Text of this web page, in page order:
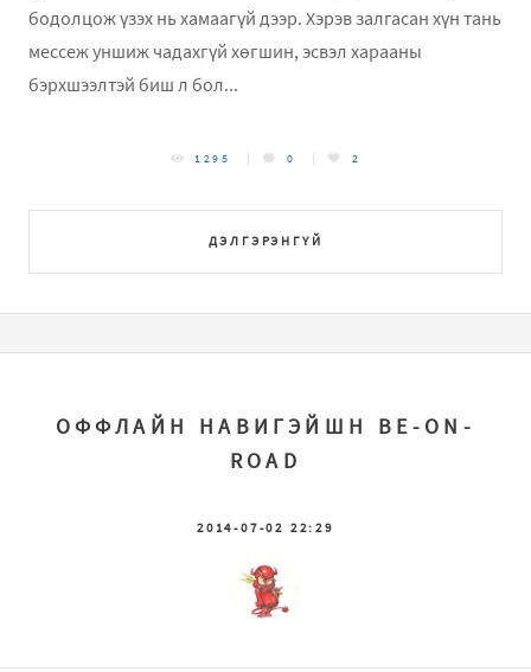
бодолцож үзэх нь хамаагүй дээр. Хэрэв залгасан хүн тань
мессеж уншиж чадахгүй хөгшин, эсвэл харааны
бэрхшээлтэй биш л бол...
ДЭЛГЭРЭНГҮЙ
1295 0 2
ОФФЛАЙН НАВИГЭЙШН BE-ON-
ROAD
2014-07-02 22:29